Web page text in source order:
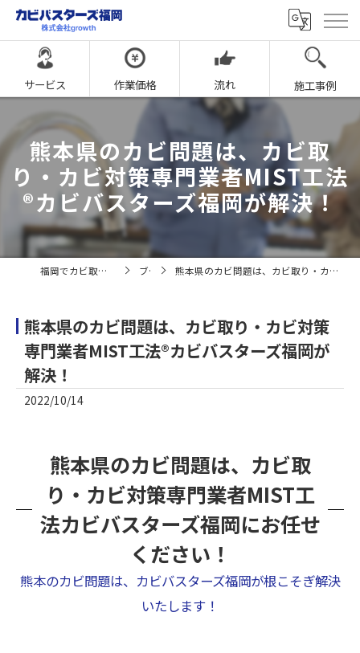
サービス 作業価格 流れ 施工事例
熊本県のカビ問題は、カビ取
り・カビ対策専門業者MIST工法
®カビバスターズ福岡が解決！
福岡でカビ取りならカビバスターズ福岡 ブログ 熊本県のカビ問題は、カビ取り・カビ対策専門業者MIST工法®カビバスターズ福岡が解決！
熊本県のカビ問題は、カビ取り・カビ対策
専門業者MIST工法®カビバスターズ福岡が
解決！
2022/10/14
熊本県のカビ問題は、カビ取
り・カビ対策専門業者MIST工
法カビバスターズ福岡にお任せ
ください！
熊本のカビ問題は、カビバスターズ福岡が根こそぎ解決
いたします！